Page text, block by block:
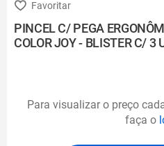
PINCEL C/ PEGA
COLOR JOY - BLISTER C/ 3
Para visualizar o preço
faça o